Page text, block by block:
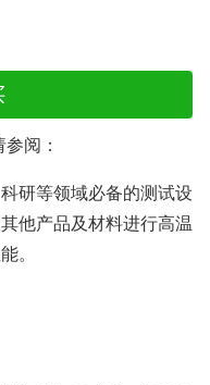
阅：
研等领域必备的测试设
他产品及材料进行高温
。